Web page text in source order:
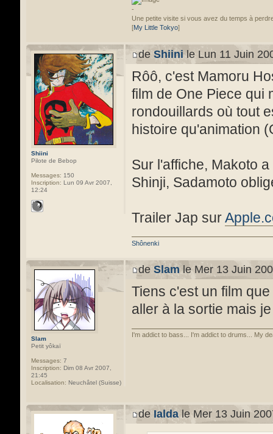
-
Une petite visite si vous avez du temps à
[My Little Tokyo]
Shiini
Pilote de Bebop
Messages: 150
Inscription: Lun 09 Avr 2007,
12:24
deShiinile Lun 11 Juin
Rôô, c'est Mamoru
film de One Piece qui
rondouillards où tout
histoire qu'animation
Sur l'affiche, Makoto
Shinji, Sadamoto
Trailer Jap sur
Shônenki
Slam
Petit yôkaï
Messages: 7
Inscription: Dim 08 Avr 2007,
21:45
Localisation: Neuchâtel (Suisse)
de Slam le Mer 13 Juin
Tiens c'est un film
aller à la sortie mais
I'm addict to bass... I'm addict to drums... My
de Ialda le Mer 13 Juin